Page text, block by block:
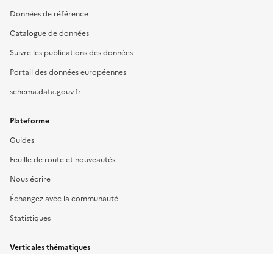
Données de référence
Catalogue de données
Suivre les publications des données
Portail des données européennes
schema.data.gouv.fr
Plateforme
Guides
Feuille de route et nouveautés
Nous écrire
Échangez avec la communauté
Statistiques
Verticales thématiques